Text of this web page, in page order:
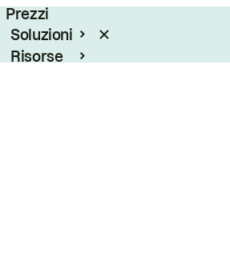
Prezzi
Soluzioni
Risorse